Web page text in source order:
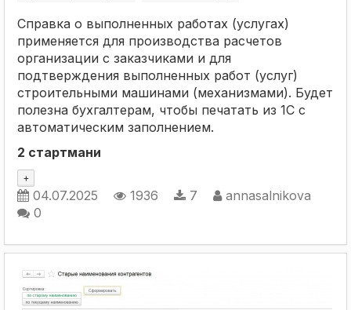
Справка о выполненных работах (услугах)
применяется для производства расчетов
организации с заказчиками и для
подтверждения выполненных работ (услуг)
строительными машинами (механизмами). Будет
полезна бухгалтерам, чтобы печатать из 1С с
автоматическим заполнением.
2 стартмани
+
04.07.2025 1936 7
annasalnikova
0